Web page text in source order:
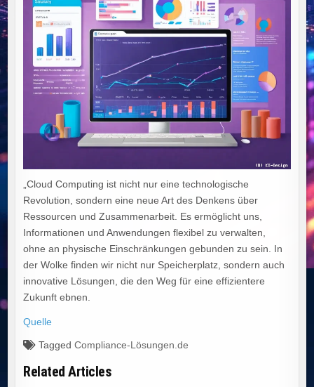
„Cloud Computing ist nicht nur eine technologische
Revolution, sondern eine neue Art des Denkens über
Ressourcen und Zusammenarbeit. Es ermöglicht uns,
Informationen und Anwendungen flexibel zu verwalten,
ohne an physische Einschränkungen gebunden zu sein. In
der Wolke finden wir nicht nur Speicherplatz, sondern auch
innovative Lösungen, die den Weg für eine effizientere
Zukunft ebnen.
Quelle
TaggedCompliance-Lösungen.de
Related Articles